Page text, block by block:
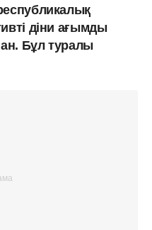
діни ағымды
Бұл туралы